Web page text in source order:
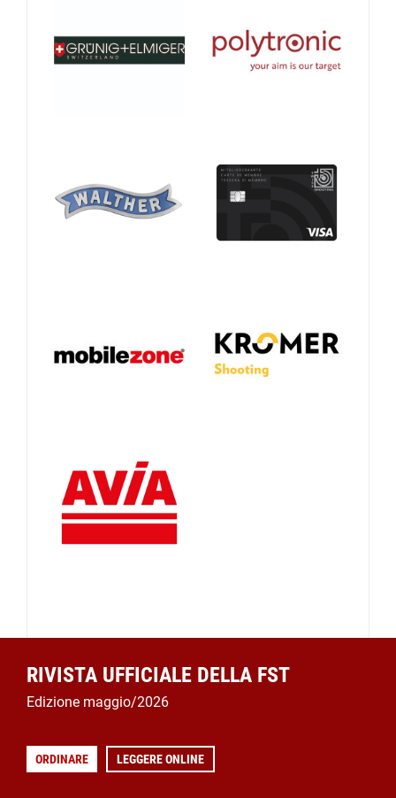
RIVISTA UFFICIALE DELLA FST
Edizione maggio/2026
ORDINARE LEGGERE ONLINE